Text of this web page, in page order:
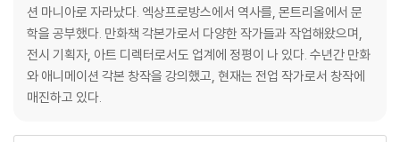
션 마니아로 자라났다. 엑상프로방스에서 역사를, 몬트리올에서 문
학을 공부했다. 만화책 각본가로서 다양한 작가들과 작업해왔으며,
전시 기획자, 아트 디렉터로서도 업계에 정평이 나 있다. 수년간 만화
와 애니메이션 각본 창작을 강의했고, 현재는 전업 작가로서 창작에
매진하고 있다.